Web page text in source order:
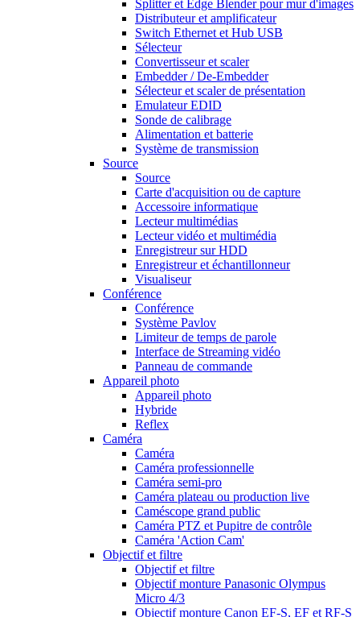
Splitter et Edge Blender pour mur d'images
Distributeur et amplificateur
Switch Ethernet et Hub USB
Sélecteur
Convertisseur et scaler
Embedder / De-Embedder
Sélecteur et scaler de présentation
Emulateur EDID
Sonde de calibrage
Alimentation et batterie
Système de transmission
Source
Source
Carte d'acquisition ou de capture
Accessoire informatique
Lecteur multimédias
Lecteur vidéo et multimédia
Enregistreur sur HDD
Enregistreur et échantillonneur
Visualiseur
Conférence
Conférence
Système Pavlov
Limiteur de temps de parole
Interface de Streaming vidéo
Panneau de commande
Appareil photo
Appareil photo
Hybride
Reflex
Caméra
Caméra
Caméra professionnelle
Caméra semi-pro
Caméra plateau ou production live
Caméscope grand public
Caméra PTZ et Pupitre de contrôle
Caméra 'Action Cam'
Objectif et filtre
Objectif et filtre
Objectif monture Panasonic Olympus
Micro 4/3
Objectif monture Canon EF-S, EF et RF-S